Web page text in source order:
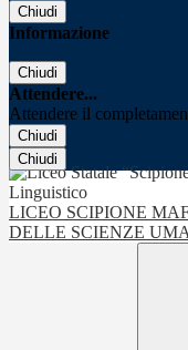
Chiudi
Informazione
Chiudi
Attendere...
Attendere il
Chiudi
Chiudi
LICEO SCIPIONE
DELLE SCIENZE